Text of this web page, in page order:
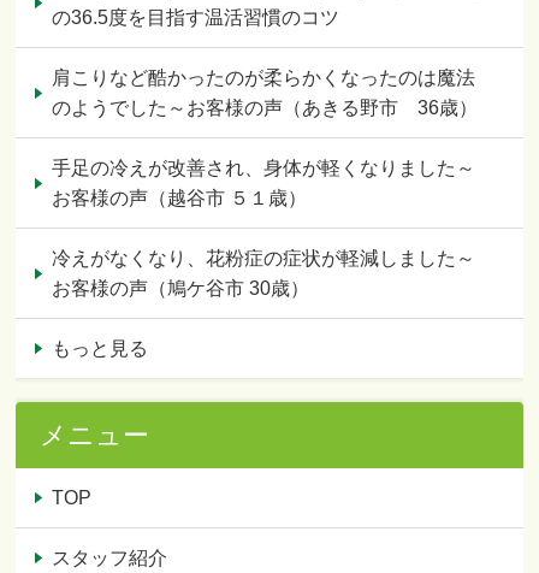
の36.5度を目指す温活習慣のコツ
肩こりなど酷かったのが柔らかくなったのは魔法
のようでした～お客様の声（あきる野市 36歳）
手足の冷えが改善され、身体が軽くなりました～
お客様の声（越谷市 ５１歳）
冷えがなくなり、花粉症の症状が軽減しました～
お客様の声（鳩ケ谷市 30歳）
もっと見る
メニュー
TOP
スタッフ紹介